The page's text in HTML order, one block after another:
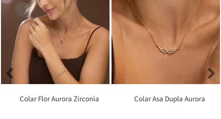
Colar Flor Aurora Zirconia
Colar Asa Dupla Aurora